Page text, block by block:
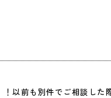
以前も別件でご相談した